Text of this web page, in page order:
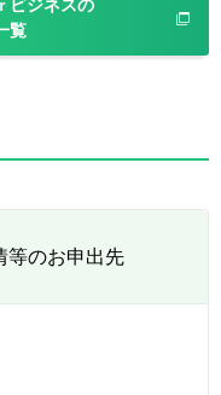
ビジネスの
覧
等のお申出先